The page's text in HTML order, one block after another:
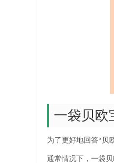
一袋贝欧
为了更好地回答“贝
通常情况下，一袋